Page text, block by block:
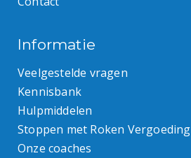
Informatie
Veelgestelde vragen
Kennisbank
Hulpmiddelen
Stoppen met Roken Vergoeding
Onze coaches